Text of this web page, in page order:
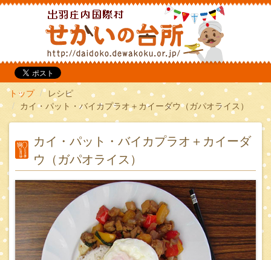
だいどこ
トップ
レシピ
カイ・パット・バイカプラオ＋カイーダウ（ガパオライス）
カイ・パット・バイカプラオ＋カイーダ
ウ（ガパオライス）